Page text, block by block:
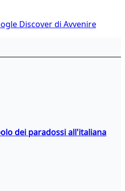
Discover di Avvenire
dei paradossi all'italiana